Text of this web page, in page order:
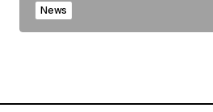
News